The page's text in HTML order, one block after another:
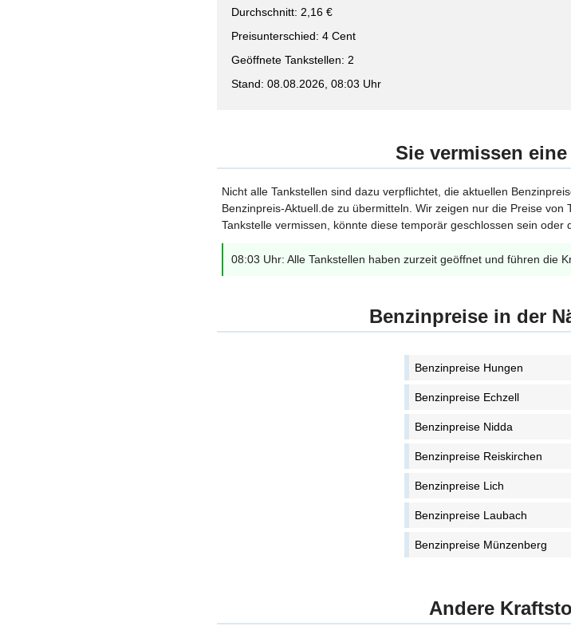
Durchschnitt: 2,16 €
Preisunterschied: 4 Cent
Geöffnete Tankstellen: 2
Stand: 08.08.2026, 08:03 Uhr
Sie vermissen
Nicht alle Tankstellen sind dazu verpflichtet, die aktuellen
Benzinpreis-Aktuell.de zu übermitteln. Wir zeigen nur die Preise
Tankstelle vermissen, könnte diese temporär geschlossen sein oder
08:03 Uhr: Alle Tankstellen haben zurzeit geöffnet und führen die
Benzinpreise in der
Benzinpreise Hungen
Benzinpreise Echzell
Benzinpreise Nidda
Benzinpreise Reiskirchen
Benzinpreise Lich
Benzinpreise Laubach
Benzinpreise Münzenberg
Andere